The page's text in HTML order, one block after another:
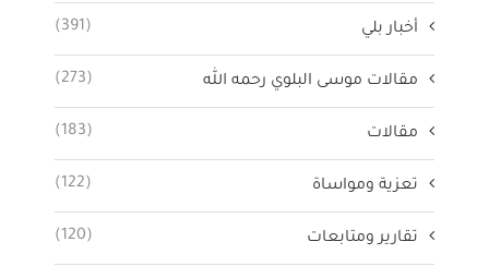
أخبار بلي (391)
مقالات موسى البلوي رحمه الله (273)
مقالات (183)
تعزية ومواساة (122)
تقارير ومتابعات (120)